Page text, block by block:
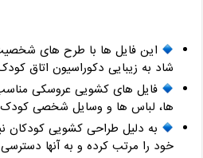
این فایل ها با طرح های
شاد به زیبایی دکوراسیون اتاق
فایل های کشویی عروسکی
ها، لباس ها و وسایل شخصی
به دلیل طراحی کشویی کودکان
خود را مرتب کرده و به آنها